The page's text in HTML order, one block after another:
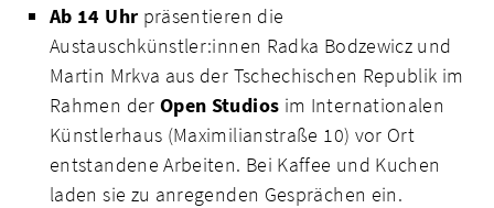
Ab 14 Uhr präsentieren die
Austauschkünstler:innen Radka Bodzewicz und
Martin Mrkva aus der Tschechischen Republik im
Rahmen der Open Studios im Internationalen
Künstlerhaus (Maximilianstraße 10) vor Ort
entstandene Arbeiten. Bei Kaffee und Kuchen
laden sie zu anregenden Gesprächen ein.